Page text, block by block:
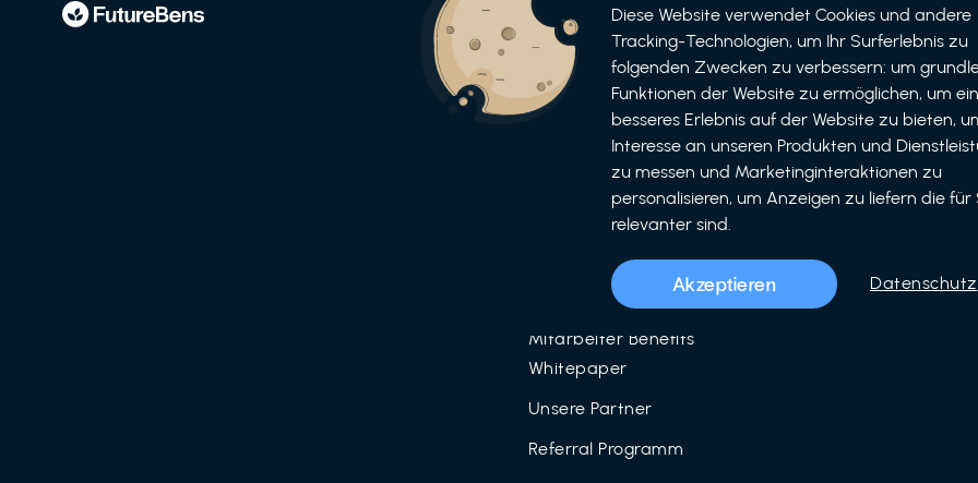
Informationen
Für Unternehmen
Für Partner
Unser Team
Mitarbeiter Benefits
Mitarbeiter Benefits
Whitepaper
Unsere Partner
Referral Programm
Bewerben
als Unternehmen
Diese Website verwendet Cookies und andere
Tracking-Technologien, um Ihr Surferlebnis zu
folgenden Zwecken zu verbessern: um
Funktionen der Website zu ermöglichen, um ein
besseres Erlebnis auf der Website zu bieten,
Interesse an unseren Produkten und
zu messen und Marketinginteraktionen zu
personalisieren, um Anzeigen zu liefern die für
relevanter sind.
Akzeptieren Datenschutz